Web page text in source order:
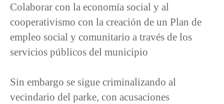
Colaborar con la economía social y al
cooperativismo con la creación de un Plan de
empleo social y comunitario a través de los
servicios públicos del municipio
Sin embargo se sigue criminalizando al
vecindario del parke, con acusaciones